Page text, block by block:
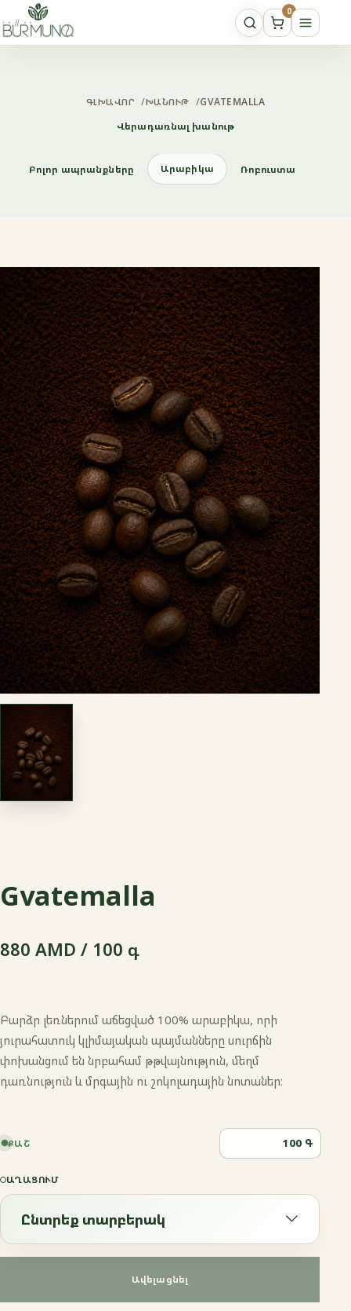
0
ԳԼԽԱՎՈՐ /ԽԱՆՈՒԹ /GVATEMALLA
Վերադառնալ խանութ
Բոլոր ապրանքները Արաբիկա Ռոբուստա
Gvatemalla
880 AMD / 100 գ
Բարձր լեռներում աճեցված 100% արաբիկա, որի
յուրահատուկ կլիմայական պայմանները սուրճին
փոխանցում են նրբահամ թթվայնություն, մեղմ
դառնություն և մրգային ու շոկոլադային նոտաներ։
ՔԱՇ Գ
ԱՂԱՑՈՒՄ
Ընտրեք տարբերակ
Էսպրեսո
Ավելացնել